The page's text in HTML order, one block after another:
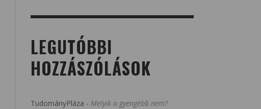
LEGUTÓBBI
HOZZÁSZÓLÁSOK
TudományPláza - Melyik a gyengébb nem?